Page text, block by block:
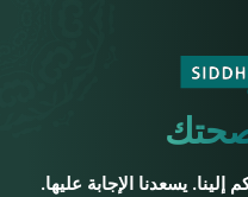
يسعدنا الإجابة عليها.